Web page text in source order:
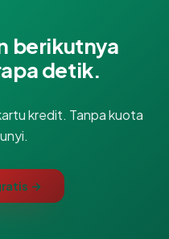
berikutnya
detik.
kredit. Tanpa kuota
→